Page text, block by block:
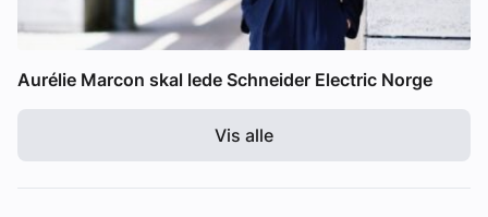
Aurélie Marcon skal lede Schneider Electric Norge
Vis alle